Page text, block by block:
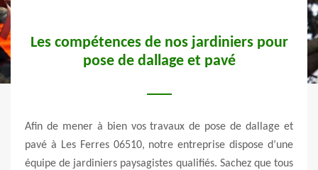
Les compétences de nos jardiniers pour
pose de dallage et pavé
Afin de mener à bien vos travaux de pose de dallage et
pavé à Les Ferres 06510, notre entreprise dispose d’une
équipe de jardiniers paysagistes qualifiés. Sachez que tous